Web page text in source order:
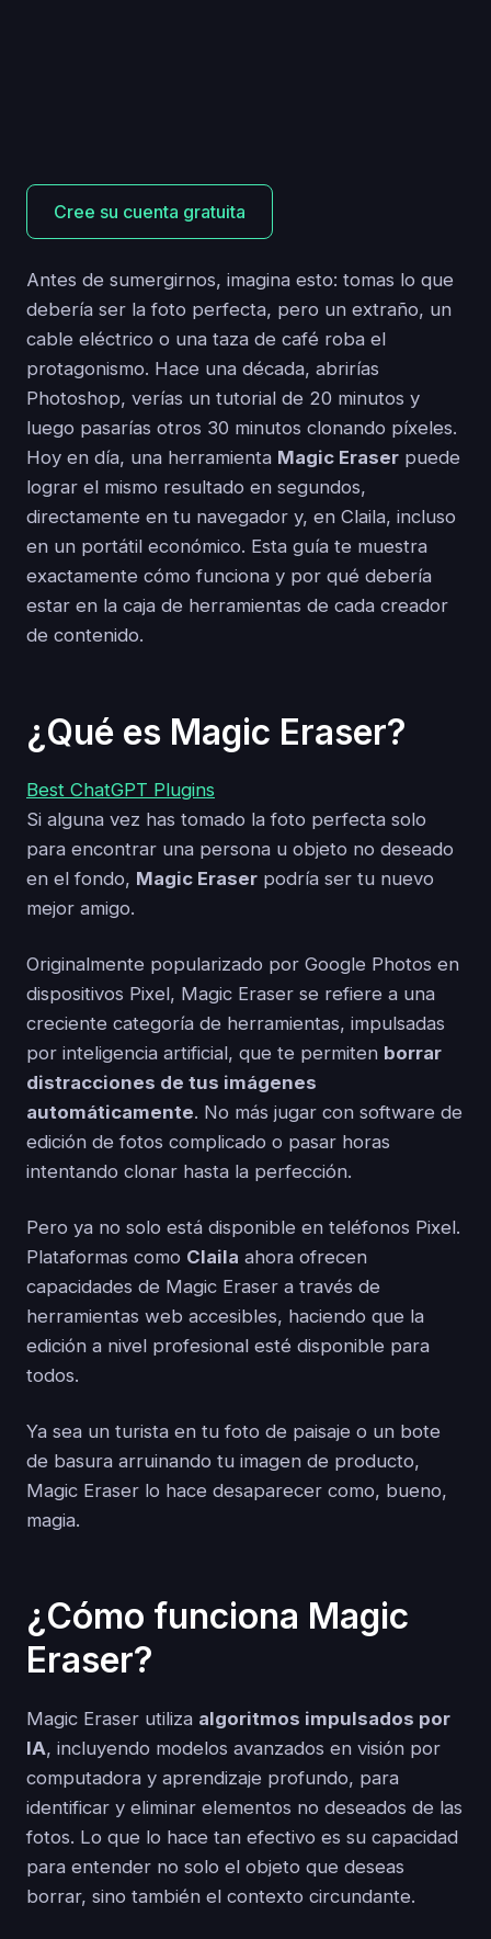
Cree su cuenta gratuita
Antes de sumergirnos, imagina esto: tomas lo que
debería ser la foto perfecta, pero un extraño, un
cable eléctrico o una taza de café roba el
protagonismo. Hace una década, abrirías
Photoshop, verías un tutorial de 20 minutos y
luego pasarías otros 30 minutos clonando píxeles.
Hoy en día, una herramienta Magic Eraser puede
lograr el mismo resultado en segundos,
directamente en tu navegador y, en Claila, incluso
en un portátil económico. Esta guía te muestra
exactamente cómo funciona y por qué debería
estar en la caja de herramientas de cada creador
de contenido.
¿Qué es Magic Eraser?
Best ChatGPT Plugins
Si alguna vez has tomado la foto perfecta solo
para encontrar una persona u objeto no deseado
en el fondo, Magic Eraser podría ser tu nuevo
mejor amigo.
Originalmente popularizado por Google Photos en
dispositivos Pixel, Magic Eraser se refiere a una
creciente categoría de herramientas, impulsadas
por inteligencia artificial, que te permiten borrar
distracciones de tus imágenes
automáticamente. No más jugar con software de
edición de fotos complicado o pasar horas
intentando clonar hasta la perfección.
Pero ya no solo está disponible en teléfonos Pixel.
Plataformas como Claila ahora ofrecen
capacidades de Magic Eraser a través de
herramientas web accesibles, haciendo que la
edición a nivel profesional esté disponible para
todos.
Ya sea un turista en tu foto de paisaje o un bote
de basura arruinando tu imagen de producto,
Magic Eraser lo hace desaparecer como, bueno,
magia.
¿Cómo funciona Magic
Eraser?
Magic Eraser utiliza algoritmos impulsados por
IA, incluyendo modelos avanzados en visión por
computadora y aprendizaje profundo, para
identificar y eliminar elementos no deseados de las
fotos. Lo que lo hace tan efectivo es su capacidad
para entender no solo el objeto que deseas
borrar, sino también el contexto circundante.